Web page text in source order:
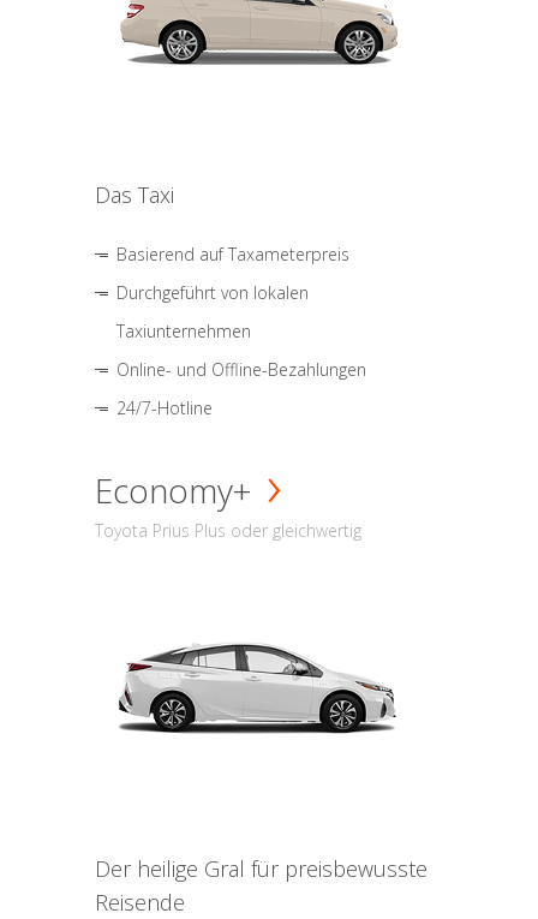
Das Taxi
Basierend auf Taxameterpreis
Durchgeführt von lokalen
Taxiunternehmen
Online- und Offline-Bezahlungen
24/7-Hotline
Economy+
Toyota Prius Plus oder gleichwertig
Der heilige Gral für preisbewusste
Reisende